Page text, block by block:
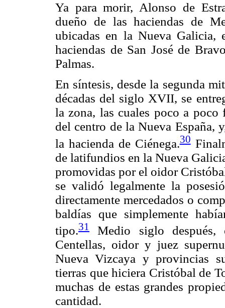
Ya para morir, Alonso de
dueño de las haciendas de
ubicadas en la Nueva Galicia,
haciendas de San José de
Palmas.
En síntesis, desde la segunda
décadas del siglo XVII, se
la zona, las cuales poco a poco
del centro de la Nueva España,
la hacienda de Ciénega.30
de latifundios en la Nueva
promovidas por el oidor
se validó legalmente la
directamente mercedados o
baldías que simplemente
tipo.31
Medio siglo
Centellas, oidor y juez
Nueva Vizcaya y provincias
tierras que hiciera Cristóbal de
muchas de estas grandes
cantidad.